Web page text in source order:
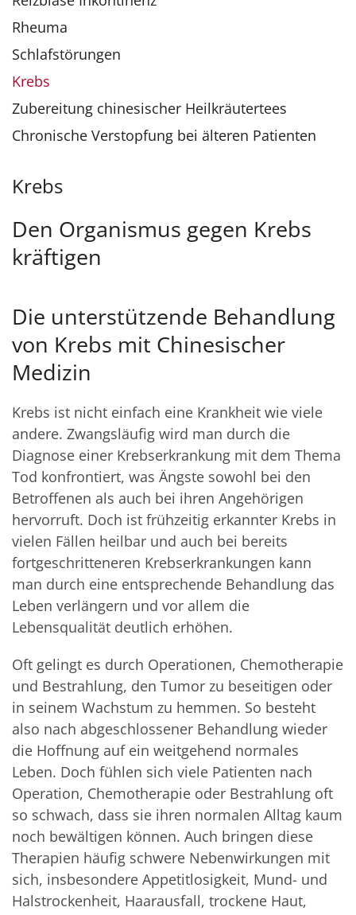
Rheuma
Schlafstörungen
Krebs
Zubereitung chinesischer Heilkräutertees
Chronische Verstopfung bei älteren Patienten
Krebs
Den Organismus gegen Krebs
kräftigen
Die unterstützende Behandlung
von Krebs mit Chinesischer
Medizin
Krebs ist nicht einfach eine Krankheit wie viele
andere. Zwangsläufig wird man durch die
Diagnose einer Krebserkrankung mit dem Thema
Tod konfrontiert, was Ängste sowohl bei den
Betroffenen als auch bei ihren Angehörigen
hervorruft. Doch ist frühzeitig erkannter Krebs in
vielen Fällen heilbar und auch bei bereits
fortgeschritteneren Krebserkrankungen kann
man durch eine entsprechende Behandlung das
Leben verlängern und vor allem die
Lebensqualität deutlich erhöhen.
Oft gelingt es durch Operationen, Chemotherapie
und Bestrahlung, den Tumor zu beseitigen oder
in seinem Wachstum zu hemmen. So besteht
also nach abgeschlossener Behandlung wieder
die Hoffnung auf ein weitgehend normales
Leben. Doch fühlen sich viele Patienten nach
Operation, Chemotherapie oder Bestrahlung oft
so schwach, dass sie ihren normalen Alltag kaum
noch bewältigen können. Auch bringen diese
Therapien häufig schwere Nebenwirkungen mit
sich, insbesondere Appetitlosigkeit, Mund- und
Halstrockenheit, Haarausfall, trockene Haut,